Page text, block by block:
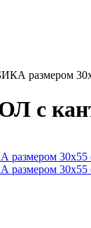
размером
с